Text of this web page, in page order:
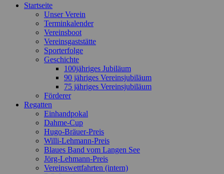
Zum
Startseite
Unser Verein
Terminkalender
Vereinsboot
Vereinsgaststätte
Sporterfolge
Geschichte
100jähriges Jubiläum
90 jähriges Vereinsjubiläum
75 jähriges Vereinsjubiläum
Förderer
Regatten
Einhandpokal
Dahme-Cup
Hugo-Bräuer-Preis
Willi-Lehmann-Preis
Blaues Band vom Langen See
Jörg-Lehmann-Preis
Vereinswettfahrten (intern)